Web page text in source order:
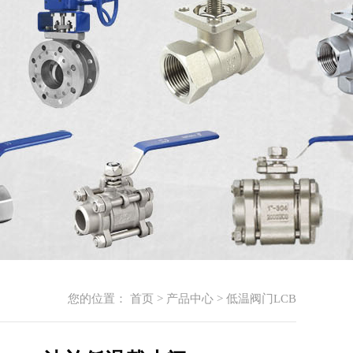
您的位置： 首页 > 产品中心 > 低温阀门LCB